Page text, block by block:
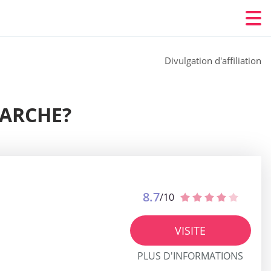
Divulgation d'affiliation
8.7/10
VISITE
PLUS D'INFORMATIONS